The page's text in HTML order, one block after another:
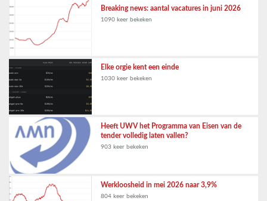
Breaking news: aantal vacatures in juni 2026
1090 keer bekeken
Elke orgie kent een einde
1030 keer bekeken
Heeft UWV het Programma van Eisen van de
tender volledig laten vallen?
903 keer bekeken
Werkloosheid in mei 2026 naar 3,9%
804 keer bekeken